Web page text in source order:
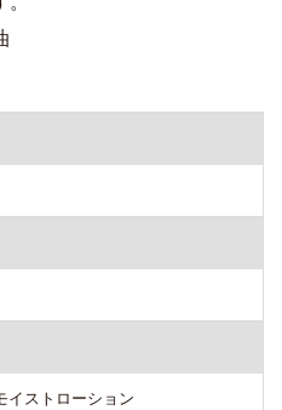
イストローション